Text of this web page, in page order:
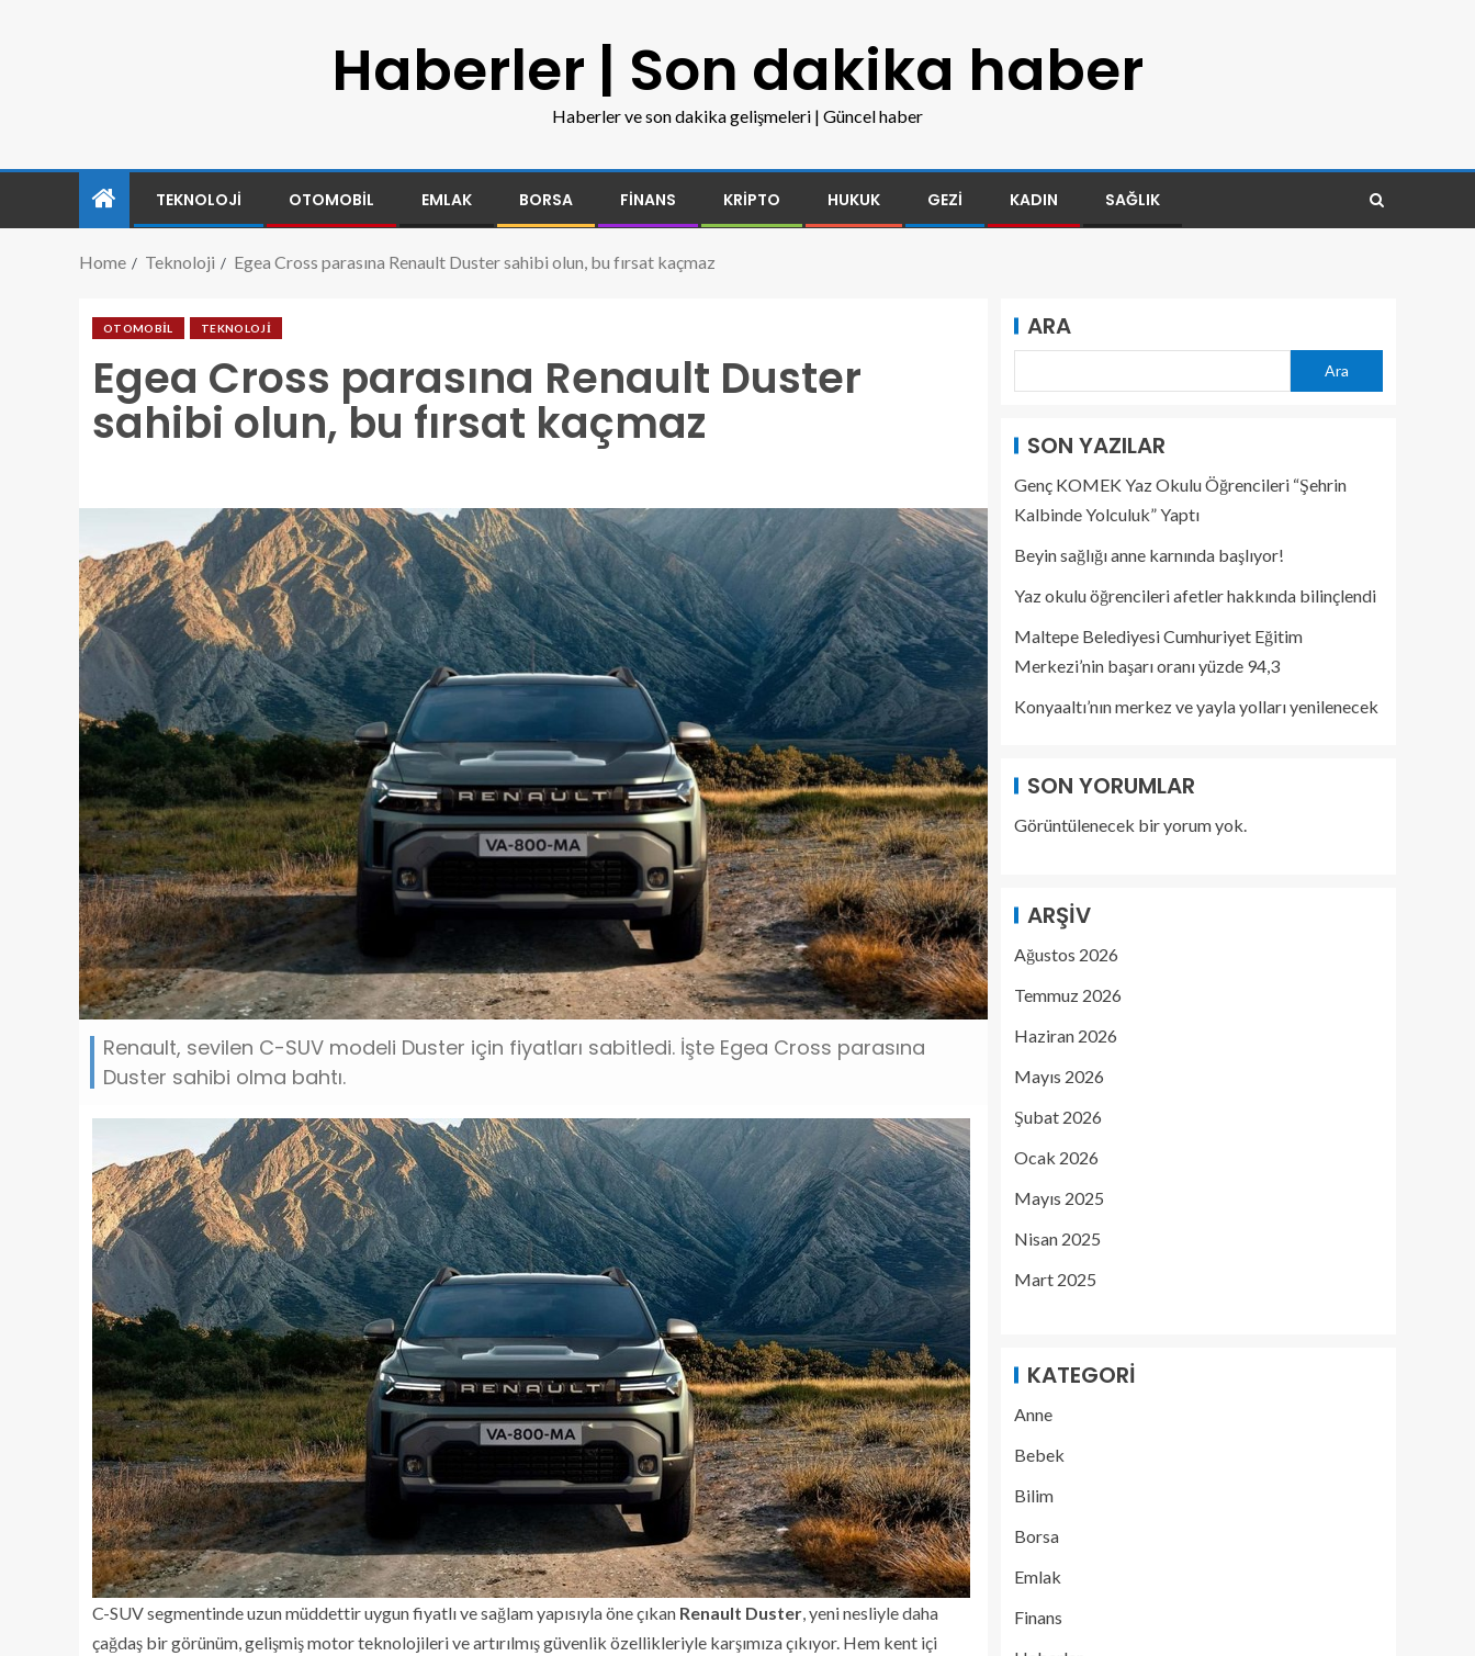
Haberler | Son dakika haber
Haberler ve son dakika gelişmeleri | Güncel haber
TEKNOLOJI OTOMOBIL EMLAK BORSA FINANS KRIPTO HUKUK GEZI KADIN SAĞLIK
Home Teknoloji Egea Cross parasına Renault Duster sahibi olun, bu fırsat kaçmaz
OTOMOBIL TEKNOLOJI
Egea Cross parasına Renault Duster
sahibi olun, bu fırsat kaçmaz
Renault, sevilen C-SUV modeli Duster için fiyatları sabitledi. İşte Egea Cross parasına
Duster sahibi olma bahtı.
C-SUV segmentinde uzun müddettir uygun fiyatlı ve sağlam yapısıyla öne çıkan Renault Duster , yeni nesliyle daha
çağdaş bir görünüm, gelişmiş motor teknolojileri ve artırılmış güvenlik özellikleriyle karşımıza çıkıyor. Hem kent içi
ARA
Ara
SON YAZILAR
Genç KOMEK Yaz Okulu Öğrencileri “Şehrin
Kalbinde Yolculuk” Yaptı
Beyin sağlığı anne karnında başlıyor!
Yaz okulu öğrencileri afetler hakkında bilinçlendi
Maltepe Belediyesi Cumhuriyet Eğitim
Merkezi’nin başarı oranı yüzde 94,3
Konyaaltı’nın merkez ve yayla yolları yenilenecek
SON YORUMLAR
Görüntülenecek bir yorum yok.
ARŞIV
Ağustos 2026
Temmuz 2026
Haziran 2026
Mayıs 2026
Şubat 2026
Ocak 2026
Mayıs 2025
Nisan 2025
Mart 2025
KATEGORI
Anne
Bebek
Bilim
Borsa
Emlak
Finans